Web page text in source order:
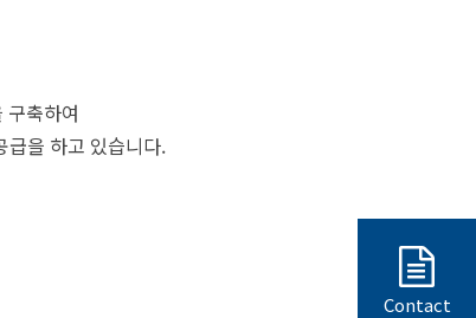
Contact
축하여
급을 하고 있습니다.